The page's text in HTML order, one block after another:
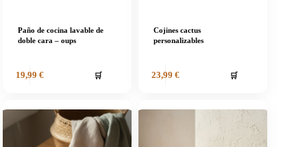
Paño de cocina lavable de
doble cara – oups
19,99 € 🛒
Cojines cactus
personalizables
23,99 € 🛒